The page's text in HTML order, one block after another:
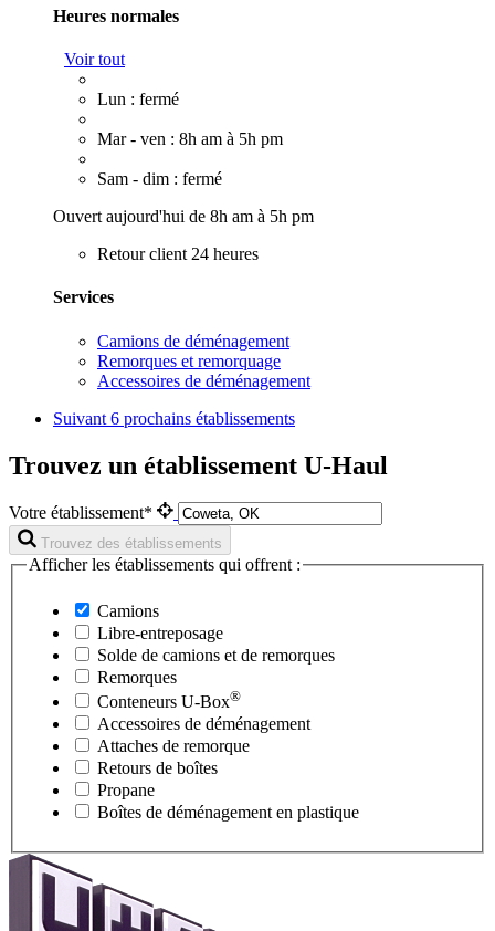
Heures normales
Voir tout
Lun : fermé
Mar - ven : 8h am à 5h pm
Sam - dim : fermé
Ouvert aujourd'hui de 8h am à 5h pm
Retour client 24 heures
Services
Camions de déménagement
Remorques et remorquage
Accessoires de déménagement
Suivant 6 prochains établissements
Trouvez un établissement U-Haul
Votre établissement*
Trouvez des établissements
Afficher les établissements qui offrent :
Camions
Libre-entreposage
Solde de camions et de remorques
Remorques
Conteneurs U-Box®
Accessoires de déménagement
Attaches de remorque
Retours de boîtes
Propane
Boîtes de déménagement en plastique